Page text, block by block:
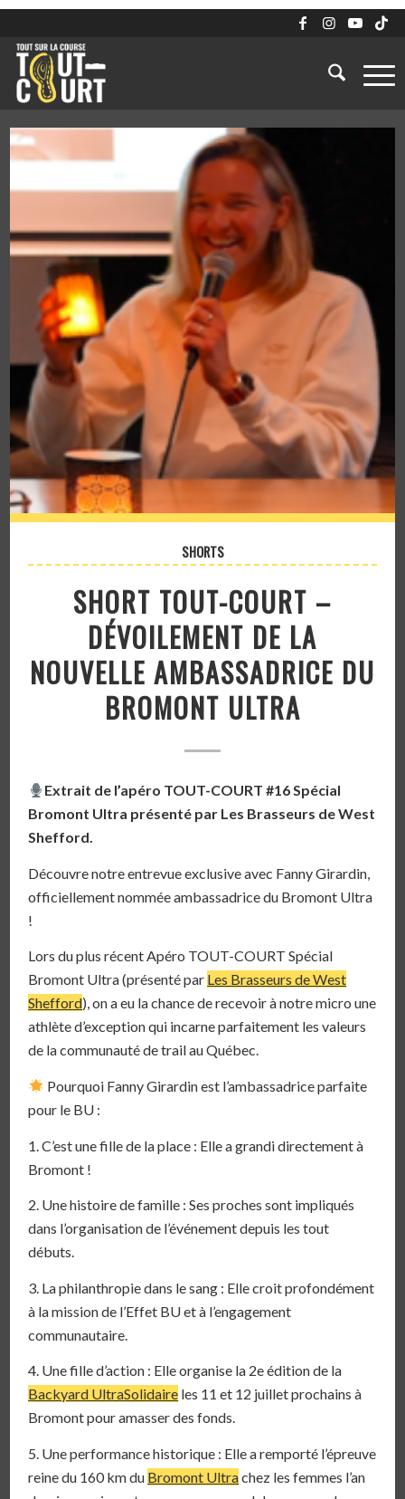
SHORTS
SHORT TOUT-COURT –
DÉVOILEMENT DE LA
NOUVELLE AMBASSADRICE DU
BROMONT ULTRA
Extrait de l’apéro TOUT-COURT #16 Spécial
Bromont Ultra présenté par Les Brasseurs de West
Shefford.
Découvre notre entrevue exclusive avec Fanny Girardin,
officiellement nommée ambassadrice du Bromont Ultra
!
Lors du plus récent Apéro TOUT-COURT Spécial
Bromont Ultra (présenté par Les Brasseurs de West
Shefford), on a eu la chance de recevoir à notre micro une
athlète d’exception qui incarne parfaitement les valeurs
de la communauté de trail au Québec.
Pourquoi Fanny Girardin est l’ambassadrice parfaite
pour le BU :
1. C’est une fille de la place : Elle a grandi directement à
Bromont !
2. Une histoire de famille : Ses proches sont impliqués
dans l’organisation de l’événement depuis les tout
débuts.
3. La philanthropie dans le sang : Elle croit profondément
à la mission de l’Effet BU et à l’engagement
communautaire.
4. Une fille d’action : Elle organise la 2e édition de la
Backyard UltraSolidaire les 11 et 12 juillet prochains à
Bromont pour amasser des fonds.
5. Une performance historique : Elle a remporté l’épreuve
reine du 160 km du Bromont Ultrachez les femmes l’an